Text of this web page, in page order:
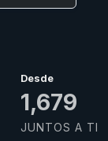
Desde
1,985
JUNTOS A TI